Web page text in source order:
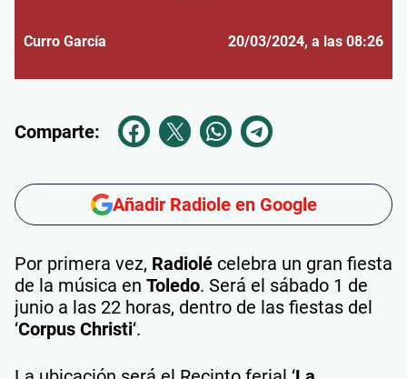
Curro García 20/03/2024, a las 08:26
Comparte:
Añadir Radiole en Google
Por primera vez, Radiolé celebra un gran fiesta
de la música en Toledo. Será el sábado 1 de
junio a las 22 horas, dentro de las fiestas del
‘Corpus Christi‘.